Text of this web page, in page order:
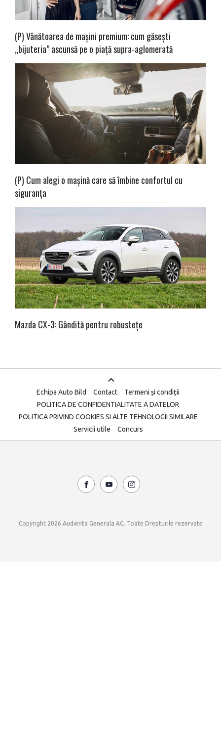
(P) Vânătoarea de mașini premium: cum găsești
„bijuteria” ascunsă pe o piață supra-aglomerată
(P) Cum alegi o mașină care să îmbine confortul cu
siguranța
Mazda CX-3: Gândită pentru robustețe
Echipa Auto Bild Contact
Termeni și condiții
POLITICA DE CONFIDENTIALITATE A DATELOR
POLITICA PRIVIND COOKIES SI ALTE TEHNOLOGII SIMILARE
Servicii utile
Concurs
Copyright 2026 Audienta Generala AG. Toate Drepturile rezervate